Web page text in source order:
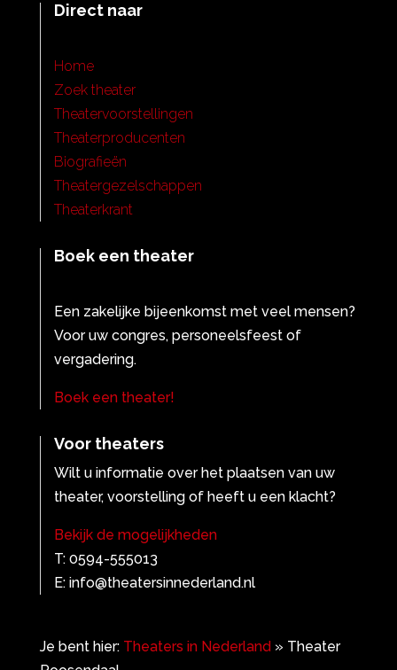
Direct naar
Home
Zoek theater
Theatervoorstellingen
Theaterproducenten
Biografieën
Theatergezelschappen
Theaterkrant
Boek een theater
Een zakelijke bijeenkomst met veel mensen?
Voor uw congres, personeelsfeest of
vergadering.
Boek een theater!
Voor theaters
Wilt u informatie over het plaatsen van uw
theater, voorstelling of heeft u een klacht?
Bekijk de mogelijkheden
T: 0594-555013
E: info@theatersinnederland.nl
Je bent hier: Theaters in Nederland » Theater